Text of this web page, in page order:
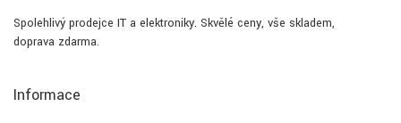
Spolehlivý prodejce IT a elektroniky. Skvělé ceny, vše skladem,
doprava zdarma.
Informace